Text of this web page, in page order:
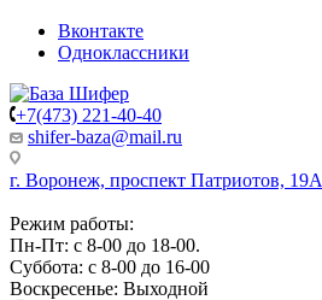
Вконтакте
Одноклассники
+7(473) 221-40-40
shifer-baza@mail.ru
г. Воронеж, проспект Патриотов, 19А
Режим работы:
Пн-Пт: с 8-00 до 18-00.
Суббота: с 8-00 до 16-00
Воскресенье: Выходной